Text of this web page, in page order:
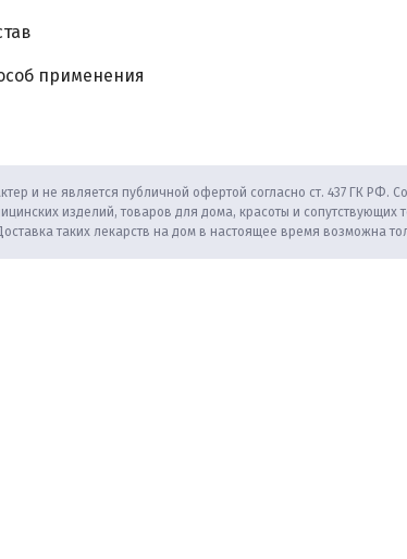
применения
и не является публичной офертой согласно ст. 437 ГК РФ.
изделий, товаров для дома, красоты и
таких лекарств на дом в настоящее время возможна